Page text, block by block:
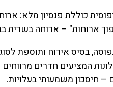
כוללת פנסיון מלא:
ארוחות" – ארוחה בשרית
בסיס אירוח ותוספת
המציעים חדרים
חיסכון משמעותי בעלויות.